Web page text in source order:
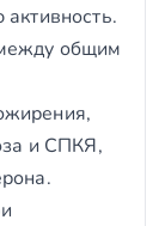
общим
и СПКЯ,